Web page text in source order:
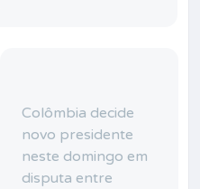
Colômbia decide
novo presidente
neste domingo em
disputa entre